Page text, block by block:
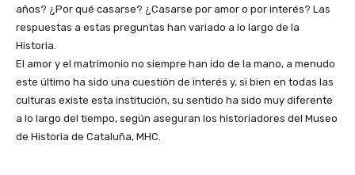
años? ¿Por qué casarse? ¿Casarse por amor o por interés? Las
respuestas a estas preguntas han variado a lo largo de la
Historia.
El amor y el matrimonio no siempre han ido de la mano, a menudo
este último ha sido una cuestión de interés y, si bien en todas las
culturas existe esta institución, su sentido ha sido muy diferente
a lo largo del tiempo, según aseguran los historiadores del Museo
de Historia de Cataluña, MHC.